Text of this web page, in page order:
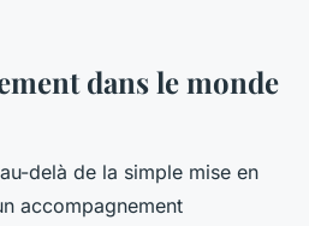
dans le monde
delà de la simple mise en
accompagnement